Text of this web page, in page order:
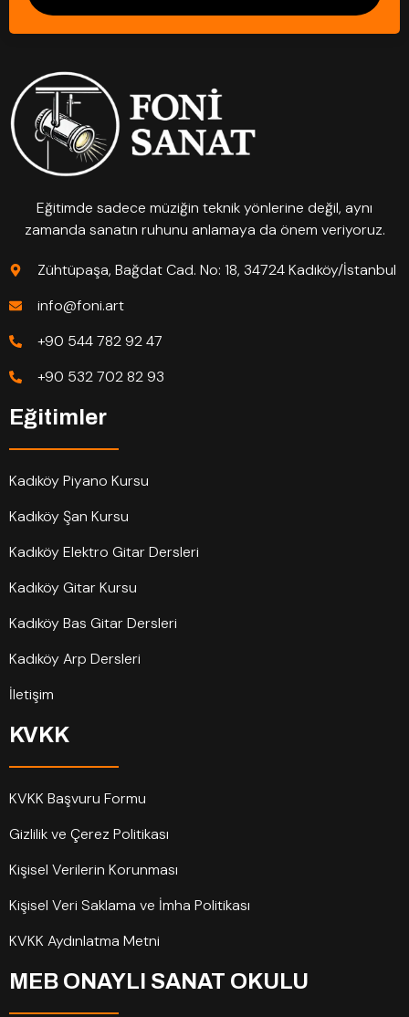
Eğitimde sadece müziğin teknik yönlerine değil, aynı
zamanda sanatın ruhunu anlamaya da önem veriyoruz.
Zühtüpaşa, Bağdat Cad. No: 18, 34724 Kadıköy/İstanbul
info@foni.art
+90 544 782 92 47
+90 532 702 82 93
Eğitimler
Kadıköy Piyano Kursu
Kadıköy Şan Kursu
Kadıköy Elektro Gitar Dersleri
Kadıköy Gitar Kursu
Kadıköy Bas Gitar Dersleri
Kadıköy Arp Dersleri
İletişim
KVKK
KVKK Başvuru Formu
Gizlilik ve Çerez Politikası
Kişisel Verilerin Korunması
Kişisel Veri Saklama ve İmha Politikası
KVKK Aydınlatma Metni
MEB ONAYLI SANAT OKULU